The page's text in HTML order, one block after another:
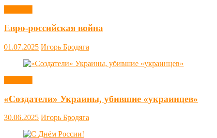
Евро-российская война
01.07.2025 Игорь Бродяга
«Создатели» Украины, убившие «украинцев»
30.06.2025 Игорь Бродяга